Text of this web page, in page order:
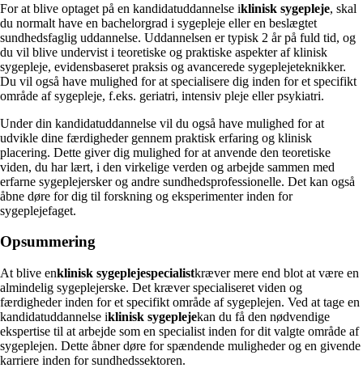
For at blive optaget på en kandidatuddannelse iklinisk sygepleje, skal
du normalt have en bachelorgrad i sygepleje eller en beslægtet
sundhedsfaglig uddannelse. Uddannelsen er typisk 2 år på fuld tid, og
du vil blive undervist i teoretiske og praktiske aspekter af klinisk
sygepleje, evidensbaseret praksis og avancerede sygeplejeteknikker.
Du vil også have mulighed for at specialisere dig inden for et specifikt
område af sygepleje, f.eks. geriatri, intensiv pleje eller psykiatri.
Under din kandidatuddannelse vil du også have mulighed for at
udvikle dine færdigheder gennem praktisk erfaring og klinisk
placering. Dette giver dig mulighed for at anvende den teoretiske
viden, du har lært, i den virkelige verden og arbejde sammen med
erfarne sygeplejersker og andre sundhedsprofessionelle. Det kan også
åbne døre for dig til forskning og eksperimenter inden for
sygeplejefaget.
Opsummering
At blive enklinisk sygeplejespecialistkræver mere end blot at være en
almindelig sygeplejerske. Det kræver specialiseret viden og
færdigheder inden for et specifikt område af sygeplejen. Ved at tage en
kandidatuddannelse iklinisk sygeplejekan du få den nødvendige
ekspertise til at arbejde som en specialist inden for dit valgte område af
sygeplejen. Dette åbner døre for spændende muligheder og en givende
karriere inden for sundhedssektoren.